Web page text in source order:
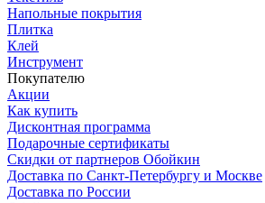
Напольные покрытия
Плитка
Клей
Инструмент
Покупателю
Акции
Как купить
Дисконтная программа
Подарочные сертификаты
Скидки от партнеров Обойкин
Доставка по Санкт-Петербургу и Москве
Доставка по России